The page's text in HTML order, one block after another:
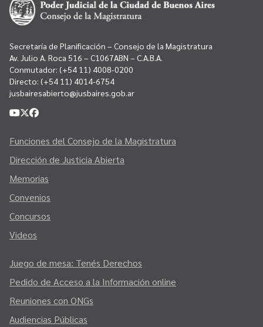
Secretaría de Planificación – Consejo de la Magistratura
Av. Julio A. Roca 516 – C1067ABN – C.A.B.A.
Conmutador: (+54 11) 4008-0200
Directo: (+54 11) 4014-6754
jusbairesabierto@jusbaires.gob.ar
Funciones del Consejo de la Magistratura
Dirección de Justicia Abierta
Memorias
Convenios
Concursos
Videos
Juego de mesa: Tenés Derechos
Pedido de Acceso a la Información online
Reuniones con ONGs
Audiencias Públicas